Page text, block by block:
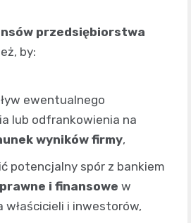
przedsiębiorstwa
by:
ewentualnego
lub odfrankowienia na
wyników firmy,
potencjalny spór z bankiem
i finansowe w
właścicieli i inwestorów,